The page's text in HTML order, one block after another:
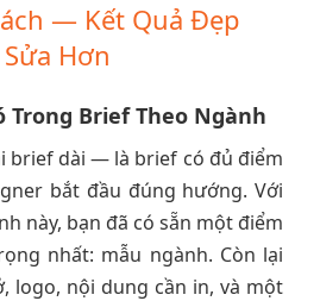
— Kết Quả Đẹp
Hơn
Trong Brief Theo Ngành
brief dài — là brief có đủ điểm
bắt đầu đúng hướng. Với
này, bạn đã có sẵn một điểm
nhất: mẫu ngành. Còn lại
logo, nội dung cần in, và một